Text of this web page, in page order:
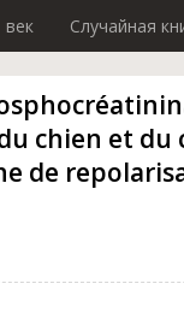
век Случайная
chien et du
de